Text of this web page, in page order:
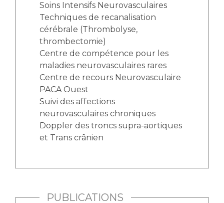
Soins Intensifs Neurovasculaires
Techniques de recanalisation
cérébrale (Thrombolyse,
thrombectomie)
Centre de compétence pour les
maladies neurovasculaires rares
Centre de recours Neurovasculaire
PACA Ouest
Suivi des affections
neurovasculaires chroniques
Doppler des troncs supra-aortiques
et Trans crânien
PUBLICATIONS